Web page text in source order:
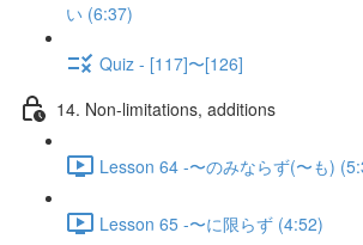
い (6:37)
Quiz - [117]〜[126]
14. Non-limitations, additions
Lesson 64 -〜のみならず(〜も)
Lesson 65 -〜に限らず (4:52)